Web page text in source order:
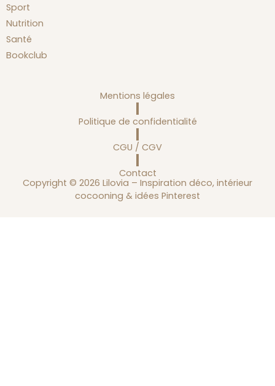
Sport
Nutrition
Santé
Bookclub
Mentions légales
Politique de confidentialité
CGU / CGV
Contact
Copyright © 2026 Lilovia – Inspiration déco, intérieur
cocooning & idées Pinterest